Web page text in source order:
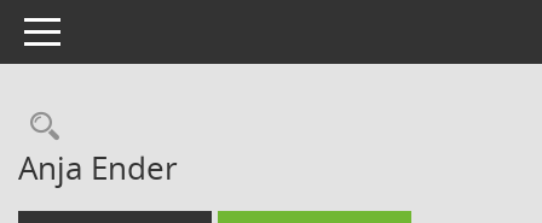
Toggle navigation
Rechercheauswahl
Anja Ender